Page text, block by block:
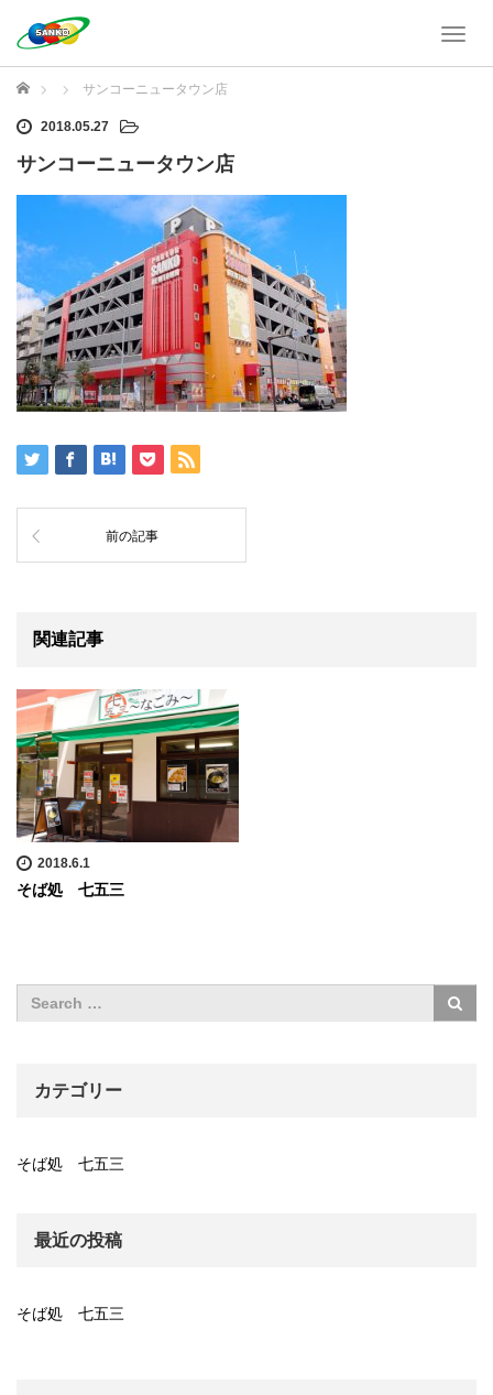
T
ホーム サンコーニュータウン店
2018.05.27
サンコーニュータウン店
前の記事
関連記事
2018.6.1
そば処 七五三
カテゴリー
そば処 七五三
最近の投稿
そば処 七五三